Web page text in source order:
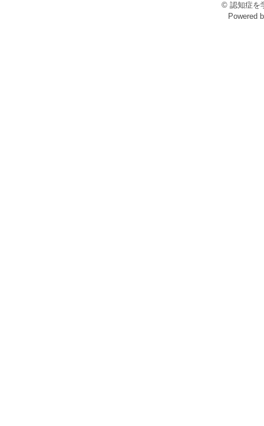
© 認知症を
Powered